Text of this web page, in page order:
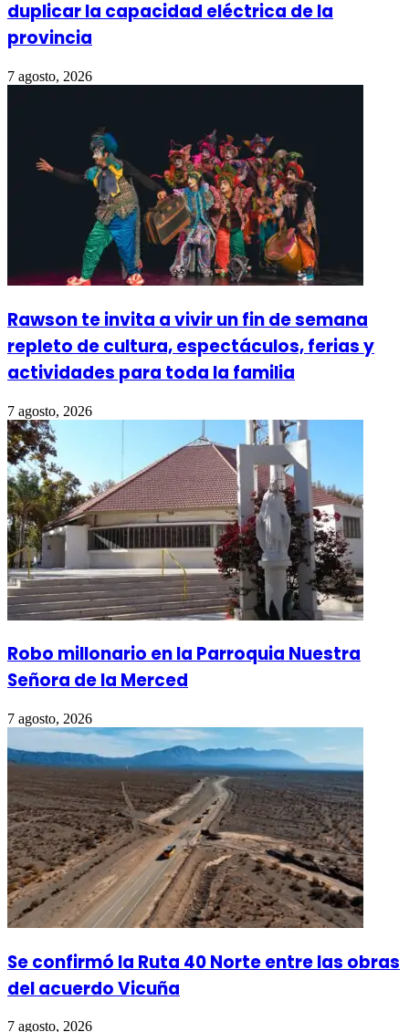
duplicar la capacidad eléctrica de la
provincia
7 agosto, 2026
Rawson te invita a vivir un fin de semana
repleto de cultura, espectáculos, ferias y
actividades para toda la familia
7 agosto, 2026
Robo millonario en la Parroquia Nuestra
Señora de la Merced
7 agosto, 2026
Se confirmó la Ruta 40 Norte entre las obras
del acuerdo Vicuña
7 agosto, 2026